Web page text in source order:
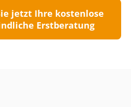
jetzt Ihre kostenlose
Erstberatung